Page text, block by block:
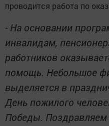
проводится работа по
- На основании
инвалидам,
работников
помощь. Небольшое
выделяется в
День пожилого
Победы.